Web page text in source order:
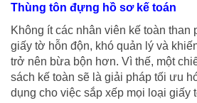
Thùng tôn đựng hồ sơ kế toán
Không ít các nhân viên kế toàn than
giấy tờ hỗn độn, khó quản lý và
trở nên bừa bộn hơn. Vì thế, một
sách kế toàn sẽ là giải pháp tối ưu
dụng cho việc sắp xếp mọi loại giấy